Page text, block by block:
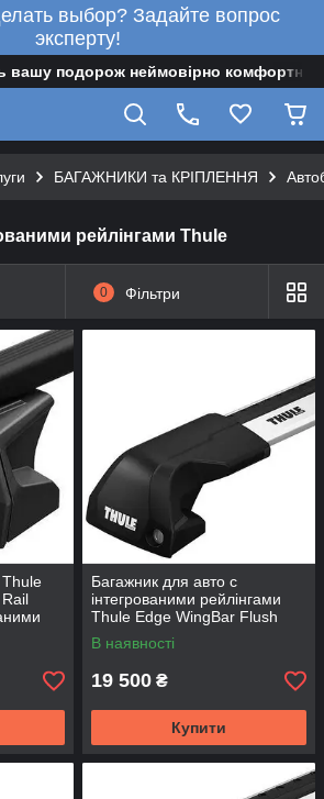
выбор? Задайте вопрос
эксперту!
вашу подорож неймовірно
БАГАЖНИКИ та КРІПЛЕННЯ
рейлінгами Thule
0 Фільтри
Thule
KIT
Багажник для авто c
інтегрованими рейлінгами
Thule Edge WingBar Flush
Rail 7206-721X-KIT
В наявності
19 500 ₴
Купити